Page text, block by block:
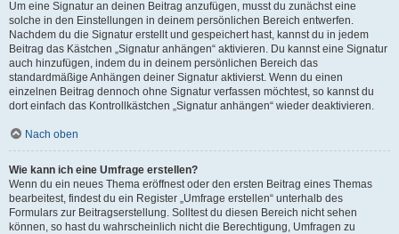
Um eine Signatur an deinen Beitrag anzufügen, musst du zunächst eine
solche in den Einstellungen in deinem persönlichen Bereich entwerfen.
Nachdem du die Signatur erstellt und gespeichert hast, kannst du in jedem
Beitrag das Kästchen „Signatur anhängen“ aktivieren. Du kannst eine Signatur
auch hinzufügen, indem du in deinem persönlichen Bereich das
standardmäßige Anhängen deiner Signatur aktivierst. Wenn du einen
einzelnen Beitrag dennoch ohne Signatur verfassen möchtest, so kannst du
dort einfach das Kontrollkästchen „Signatur anhängen“ wieder deaktivieren.
Nach oben
Wie kann ich eine Umfrage erstellen?
Wenn du ein neues Thema eröffnest oder den ersten Beitrag eines Themas
bearbeitest, findest du ein Register „Umfrage erstellen“ unterhalb des
Formulars zur Beitragserstellung. Solltest du diesen Bereich nicht sehen
können, so hast du wahrscheinlich nicht die Berechtigung, Umfragen zu